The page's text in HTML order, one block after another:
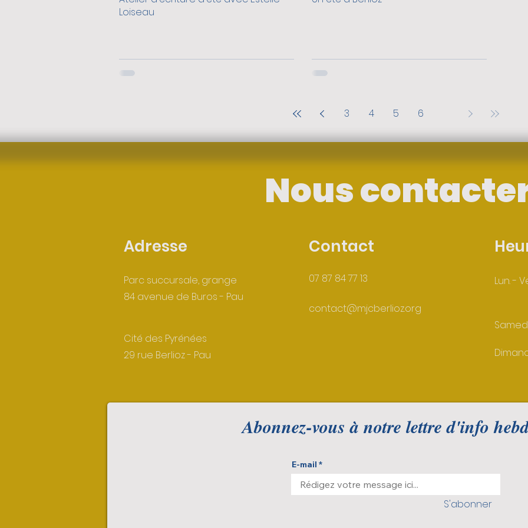
Loiseau
3 4 5 6
Nous
Adresse
Parc succursale, grange
84 avenue de Buros - Pau
Cité des Pyrénées
29 rue Berlioz - Pau
Contact
07 87 84 77 13
contact@mjcberlioz.org
Lun. -
Abonnez-vous à notre lettre d'info
E-mail
S'abonner